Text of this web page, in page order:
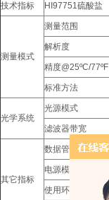
技术指标 HI97751硫酸盐
测量模式
测量范围
解析度
精度@25ºC/77ºF
标准方法
光学系统
光源模式
滤波器带宽
其它指标
数据管理
电源模式
使用环境